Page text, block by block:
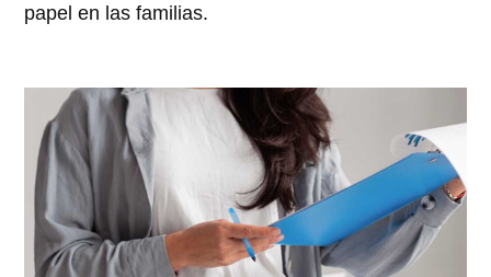
papel en las familias.